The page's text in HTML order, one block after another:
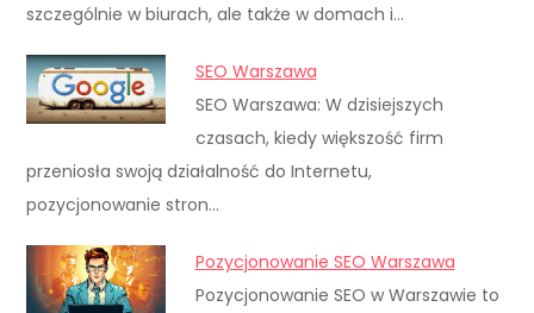
szczególnie w biurach, ale także w domach i…
SEO Warszawa
SEO Warszawa: W dzisiejszych
czasach, kiedy większość firm
przeniosła swoją działalność do Internetu,
pozycjonowanie stron…
Pozycjonowanie SEO Warszawa
Pozycjonowanie SEO w Warszawie to